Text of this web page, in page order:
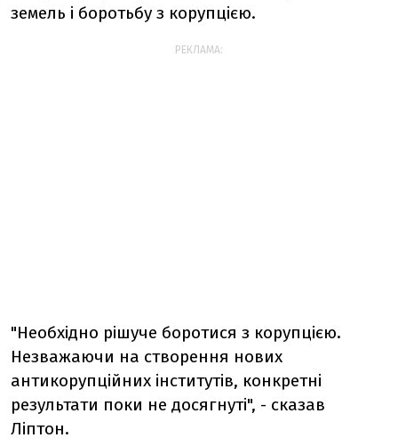
земель і боротьбу з корупцією.
РЕКЛАМА:
"Необхідно рішуче боротися з корупцією.
Незважаючи на створення нових
антикорупційних інститутів, конкретні
результати поки не досягнуті", - сказав
Ліптон.